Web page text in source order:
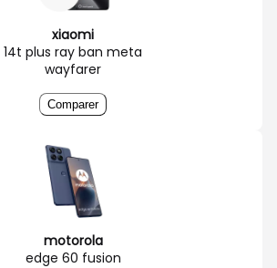
xiaomi
14t plus ray ban meta
wayfarer
Comparer
motorola
edge 60 fusion